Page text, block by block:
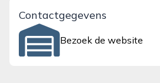
Contactgegevens
Bezoek de website